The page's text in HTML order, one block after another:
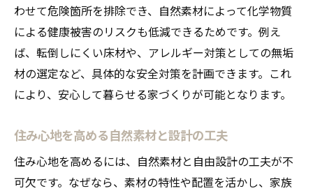
わせて危険箇所を排除でき、自然素材によって化学物質
による健康被害のリスクも低減できるためです。例え
ば、転倒しにくい床材や、アレルギー対策としての無垢
材の選定など、具体的な安全対策を計画できます。これ
により、安心して暮らせる家づくりが可能となります。
住み心地を高める自然素材と設計の工夫
住み心地を高めるには、自然素材と自由設計の工夫が不
可欠です。なぜなら、素材の特性や配置を活かし、家族